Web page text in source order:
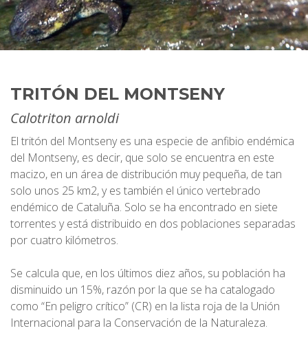
TRITÓN DEL MONTSENY
Calotriton arnoldi
El tritón del Montseny es una especie de anfibio endémica
del Montseny, es decir, que solo se encuentra en este
macizo, en un área de distribución muy pequeña, de tan
solo unos 25 km2, y es también el único vertebrado
endémico de Cataluña. Solo se ha encontrado en siete
torrentes y está distribuido en dos poblaciones separadas
por cuatro kilómetros.
Se calcula que, en los últimos diez años, su población ha
disminuido un 15%, razón por la que se ha catalogado
como “En peligro crítico” (CR) en la lista roja de la Unión
Internacional para la Conservación de la Naturaleza.